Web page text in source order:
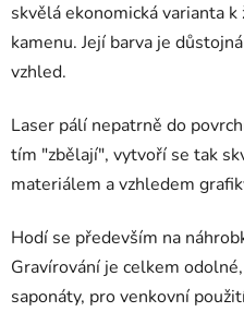
skvělá ekonomická varianta
kamenu. Její barva je
vzhled.
Laser pálí nepatrně do
tím "zbělají", vytvoří se tak
materiálem a vzhledem
Hodí se především na
Gravírování je celkem
saponáty, pro venkovní